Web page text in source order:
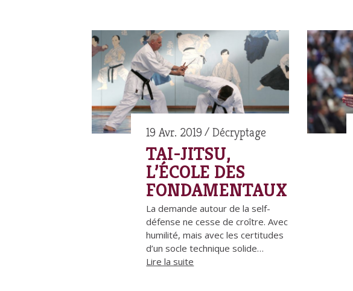
19 Avr. 2019 Décryptage
TAI-JITSU,
L’ÉCOLE DES
FONDAMENTAUX
La demande autour de la self-
défense ne cesse de croître. Avec
humilité, mais avec les certitudes
d’un socle technique solide…
Lire la suite